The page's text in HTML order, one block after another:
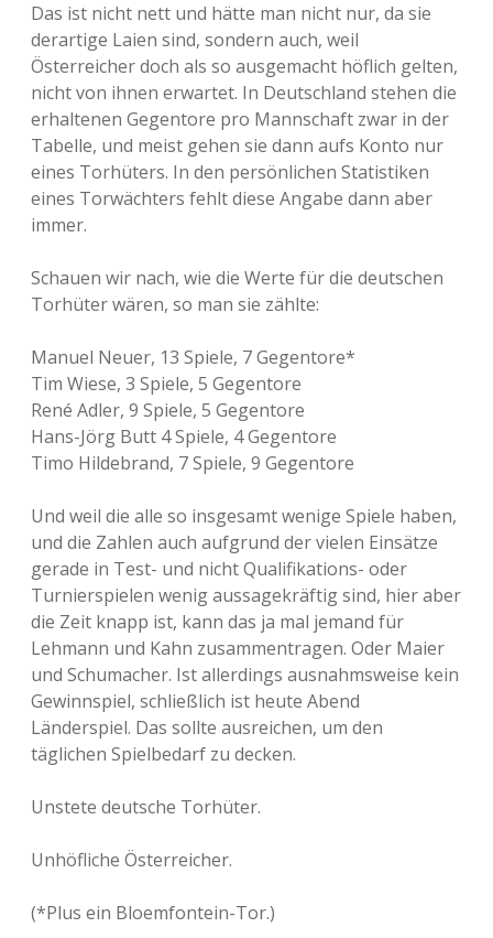
Das ist nicht nett und hätte man nicht nur, da sie
derartige Laien sind, sondern auch, weil
Österreicher doch als so ausgemacht höflich gelten,
nicht von ihnen erwartet. In Deutschland stehen die
erhaltenen Gegentore pro Mannschaft zwar in der
Tabelle, und meist gehen sie dann aufs Konto nur
eines Torhüters. In den persönlichen Statistiken
eines Torwächters fehlt diese Angabe dann aber
immer.
Schauen wir nach, wie die Werte für die deutschen
Torhüter wären, so man sie zählte:
Manuel Neuer, 13 Spiele, 7 Gegentore*
Tim Wiese, 3 Spiele, 5 Gegentore
René Adler, 9 Spiele, 5 Gegentore
Hans-Jörg Butt 4 Spiele, 4 Gegentore
Timo Hildebrand, 7 Spiele, 9 Gegentore
Und weil die alle so insgesamt wenige Spiele haben,
und die Zahlen auch aufgrund der vielen Einsätze
gerade in Test- und nicht Qualifikations- oder
Turnierspielen wenig aussagekräftig sind, hier aber
die Zeit knapp ist, kann das ja mal jemand für
Lehmann und Kahn zusammentragen. Oder Maier
und Schumacher. Ist allerdings ausnahmsweise kein
Gewinnspiel, schließlich ist heute Abend
Länderspiel. Das sollte ausreichen, um den
täglichen Spielbedarf zu decken.
Unstete deutsche Torhüter.
Unhöfliche Österreicher.
(*Plus ein Bloemfontein-Tor.)